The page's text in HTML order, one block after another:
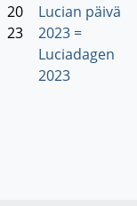
20
23
Lucian päivä
2023 =
Luciadagen
2023